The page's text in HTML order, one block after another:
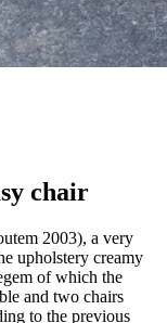
chair
2003), a very
upholstery creamy
of which the
and two chairs
to the previous